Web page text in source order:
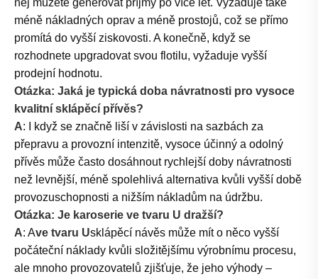
něj můžete generovat příjmy po více let. Vyžaduje také
méně nákladných oprav a méně prostojů, což se přímo
promítá do vyšší ziskovosti. A konečně, když se
rozhodnete upgradovat svou flotilu, vyžaduje vyšší
prodejní hodnotu.
Otázka: Jaká je typická doba návratnosti pro vysoce
kvalitní sklápěcí přívěs?
A: I když se značně liší v závislosti na sazbách za
přepravu a provozní intenzitě, vysoce účinný a odolný
přívěs může často dosáhnout rychlejší doby návratnosti
než levnější, méně spolehlivá alternativa kvůli vyšší době
provozuschopnosti a nižším nákladům na údržbu.
Otázka: Je karoserie ve tvaru U dražší?
A: Ave tvaru Usklápěcí návěs může mít o něco vyšší
počáteční náklady kvůli složitějšímu výrobnímu procesu,
ale mnoho provozovatelů zjišťuje, že jeho výhody –